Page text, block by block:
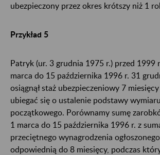
ubezpieczony przez okres krótszy niż 1
Przykład 5
Patryk (ur. 3 grudnia 1975 r.) przed 1999
marca do 15 października 1996 r. 31
osiągnął staż ubezpieczeniowy 7
ubiegać się o ustalenie podstawy
początkowego. Porównamy sumę
1 marca do 15 października 1996 r. z
przeciętnego wynagrodzenia
odpowiednią do 8 miesięcy, podczas